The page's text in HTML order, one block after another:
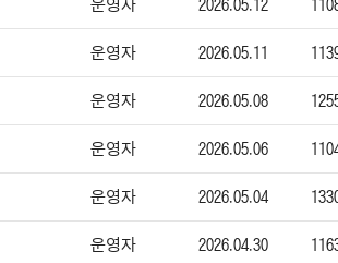
운영자 2026.05.12
운영자 2026.05.11
운영자 2026.05.08
운영자 2026.05.06
운영자 2026.05.04
운영자 2026.04.30